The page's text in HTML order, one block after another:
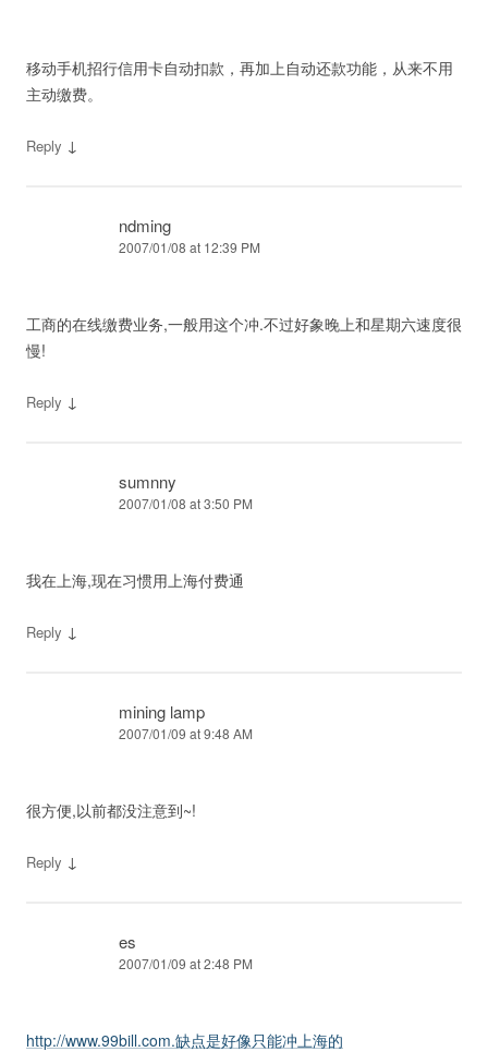
移动手机招行信用卡自动扣款，再加上自动还款功能，从来不用
主动缴费。
Reply ↓
ndming
2007/01/08 at 12:39 PM
工商的在线缴费业务,一般用这个冲.不过好象晚上和星期六速度很
慢!
Reply ↓
sumnny
2007/01/08 at 3:50 PM
我在上海,现在习惯用上海付费通
Reply ↓
mining lamp
2007/01/09 at 9:48 AM
很方便,以前都没注意到~!
Reply ↓
es
2007/01/09 at 2:48 PM
http://www.99bill.com.缺点是好像只能冲上海的